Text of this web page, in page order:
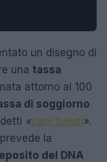
un disegno di
una tassa
attorno ai 100
di soggiorno
«cani turisti».
la
del DNA